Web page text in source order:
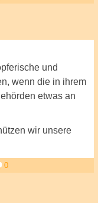
und
wenn die in ihrem
etwas an
wir unsere
0